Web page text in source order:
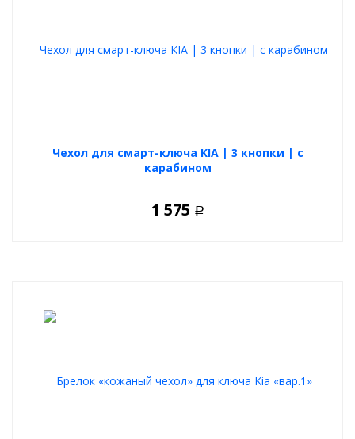
Чехол для смарт-ключа KIA | 3 кнопки | с
карабином
1 575 Р